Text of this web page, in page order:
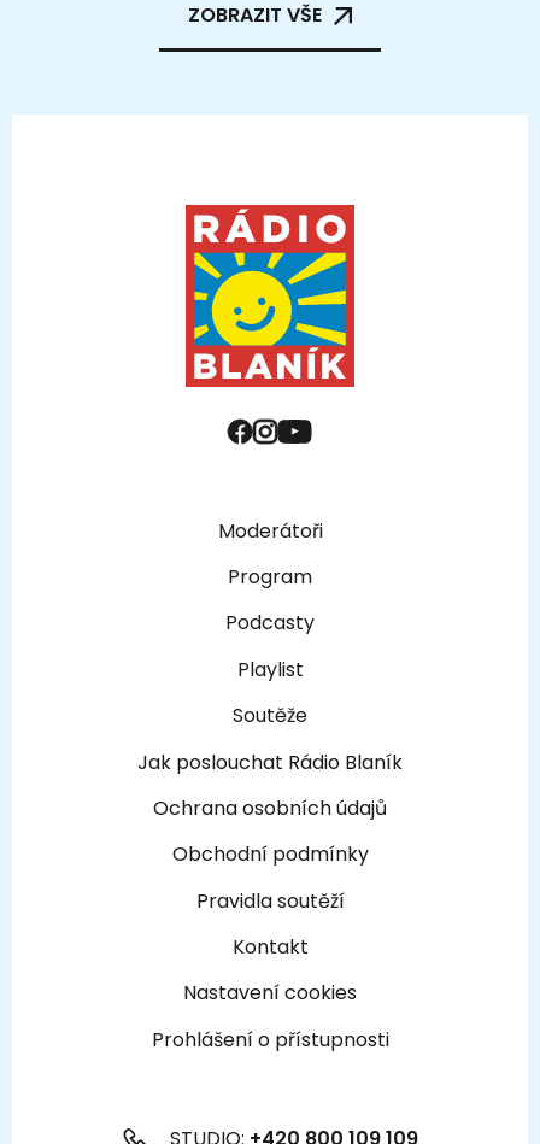
ZOBRAZIT VŠE
Moderátoři
Program
Podcasty
Playlist
Soutěže
Jak poslouchat Rádio Blaník
Ochrana osobních údajů
Obchodní podmínky
Pravidla soutěží
Kontakt
Nastavení cookies
Prohlášení o přístupnosti